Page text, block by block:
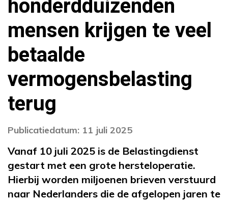
honderdduizenden
mensen krijgen te veel
betaalde
vermogensbelasting
terug
Publicatiedatum: 11 juli 2025
Vanaf 10 juli 2025 is de Belastingdienst
gestart met een grote hersteloperatie.
Hierbij worden miljoenen brieven verstuurd
naar Nederlanders die de afgelopen jaren te